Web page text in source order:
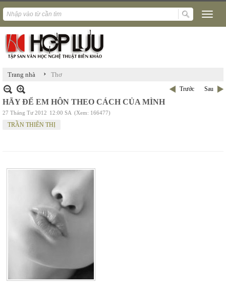
Trang nhà › Thơ
Trước Sau
HÃY ĐỂ EM HÔN THEO CÁCH CỦA MÌNH
27 Tháng Tư 2012 12:00 SA (Xem: 166477)
TRẦN THIÊN THỊ